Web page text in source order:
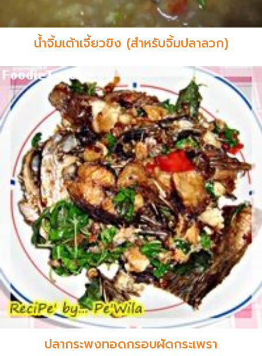
น้ำจิ้มเต้าเจี้ยวขิง (สำหรับจิ้มปลาลวก)
ปลากระพงทอดกรอบผัดกระเพรา